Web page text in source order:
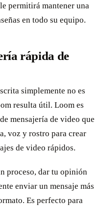
permitirá mantener una
en todo su equipo.
rápida de
simplemente no es
resulta útil. Loom es
mensajería de video que
voz y rostro para crear
de video rápidos.
proceso, dar tu opinión
enviar un mensaje más
Es perfecto para